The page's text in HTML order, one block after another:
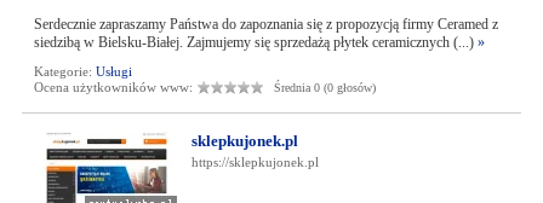
Serdecznie zapraszamy Państwa do zapoznania się z propozycją firmy Ceramed z
siedzibą w Bielsku-Białej. Zajmujemy się sprzedażą płytek ceramicznych (...) »
Kategorie: Usługi
Ocena użytkowników www:
Średnia 0 (0 głosów)
sklepkujonek.pl
https://sklepkujonek.pl